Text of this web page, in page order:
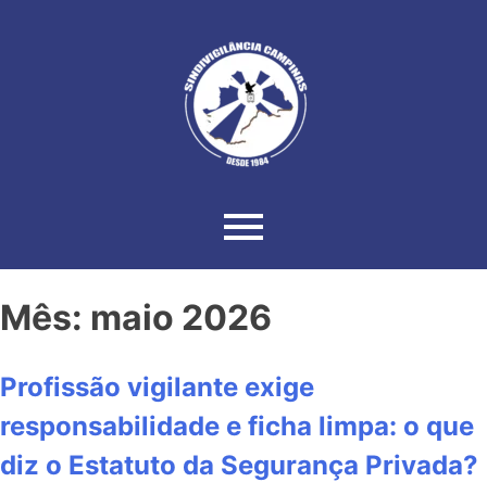
Mês: maio 2026
Profissão vigilante exige
responsabilidade e ficha limpa: o que
diz o Estatuto da Segurança Privada?